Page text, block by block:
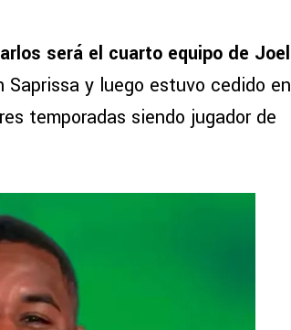
será el cuarto equipo de Joel
Saprissa y luego estuvo cedido en
temporadas siendo jugador de